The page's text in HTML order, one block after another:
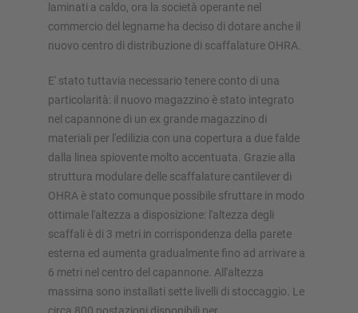
laminati a caldo, ora la società operante nel
commercio del legname ha deciso di dotare anche il
nuovo centro di distribuzione di scaffalature OHRA.
E' stato tuttavia necessario tenere conto di una
particolarità: il nuovo magazzino è stato integrato
nel capannone di un ex grande magazzino di
materiali per l'edilizia con una copertura a due falde
dalla linea spiovente molto accentuata. Grazie alla
struttura modulare delle scaffalature cantilever di
OHRA è stato comunque possibile sfruttare in modo
ottimale l'altezza a disposizione: l'altezza degli
scaffali è di 3 metri in corrispondenza della parete
esterna ed aumenta gradualmente fino ad arrivare a
6 metri nel centro del capannone. All'altezza
massima sono installati sette livelli di stoccaggio. Le